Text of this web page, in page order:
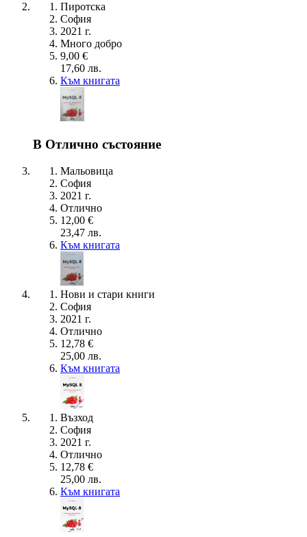
Пиротска
София
2021 г.
Много добро
9,00 €
17,60 лв.
Към книгата
В Отлично състояние
Мальовица
София
2021 г.
Отлично
12,00 €
23,47 лв.
Към книгата
Нови и стари книги
София
2021 г.
Отлично
12,78 €
25,00 лв.
Към книгата
Възход
София
2021 г.
Отлично
12,78 €
25,00 лв.
Към книгата